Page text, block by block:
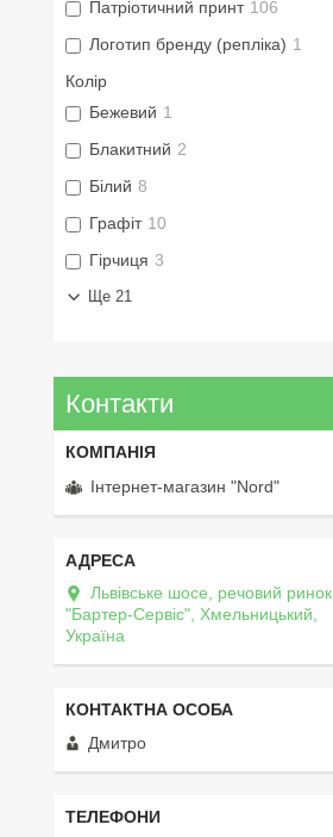
Патріотичний принт 106
Логотип бренду (репліка) 1
Колір
Бежевий 1
Блакитний 2
Білий 8
Графіт 10
Гірчиця 3
Ще 21
Контакти
Інтернет-магазин "Nord"
Львівське шосе, речовий ринок,
"Бартер-Сервіс", Хмельницький,
Україна
Дмитро